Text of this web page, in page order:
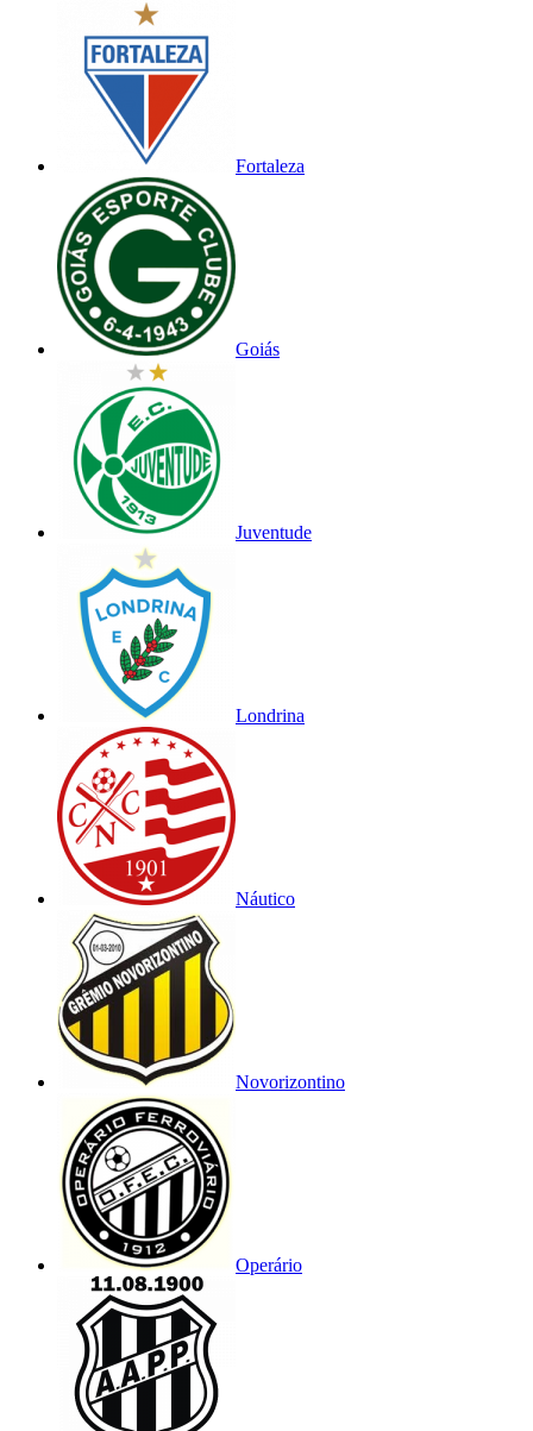
Fortaleza
Goiás
Juventude
Londrina
Náutico
Novorizontino
Operário